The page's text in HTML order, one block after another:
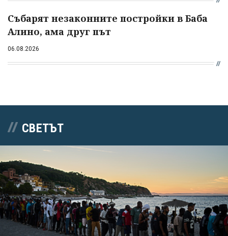
Събарят незаконните постройки в Баба
Алино, ама друг път
06.08.2026
СВЕТЪТ